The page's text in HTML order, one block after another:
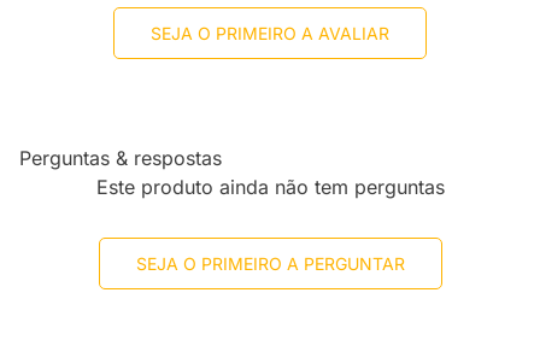
SEJA O PRIMEIRO A AVALIAR
Perguntas & respostas
Este produto ainda não tem perguntas
SEJA O PRIMEIRO A PERGUNTAR